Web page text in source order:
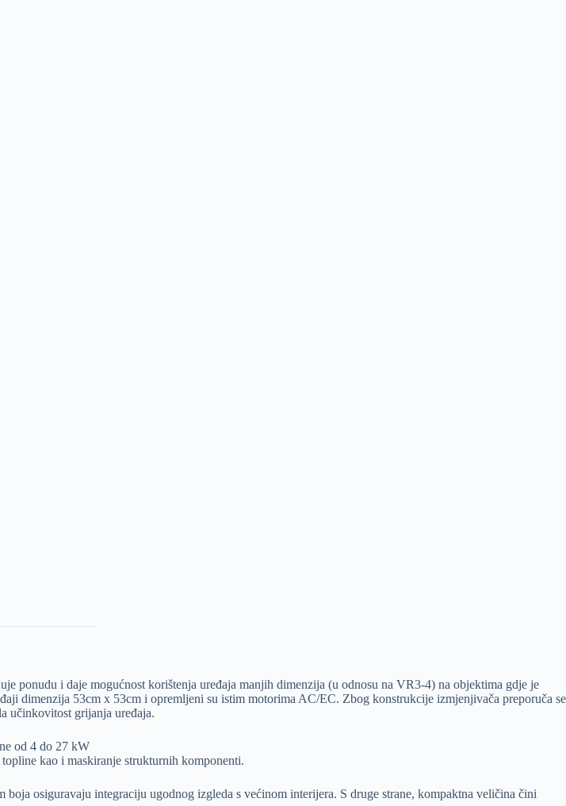
i daje mogućnost korištenja uređaja manjih dimenzija (u odnosu na VR3-4) na objektima gdje je
dimenzija 53cm x 53cm i opremljeni su istim motorima AC/EC. Zbog konstrukcije izmjenjivača preporuča se
učinkovitost grijanja uređaja.
od 4 do 27 kW
kao i maskiranje strukturnih komponenti.
osiguravaju integraciju ugodnog izgleda s većinom interijera. S druge strane, kompaktna veličina čini